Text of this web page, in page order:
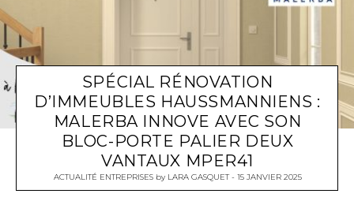
SPÉCIAL RÉNOVATION
D’IMMEUBLES HAUSSMANNIENS :
MALERBA INNOVE AVEC SON
BLOC-PORTE PALIER DEUX
VANTAUX MPER41
ACTUALITÉ ENTREPRISESby LARA GASQUET 15 JANVIER 2025